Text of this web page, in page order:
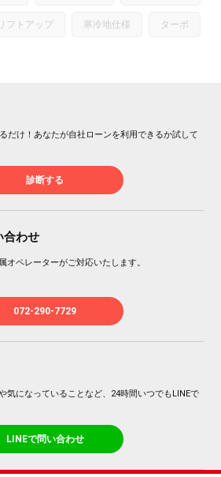
リフトアップ 寒冷地仕様 ターボ
だけ！あなたが自社ローンを利用できるか試して
診断する
合わせ
オペレーターがご対応いたします。
072-290-7729
気になっていることなど、24時間いつでもLINEで
LINEで問い合わせ